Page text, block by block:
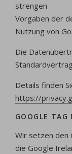
strengen
Vorgaben der
Nutzung von
Die
Details finden
https://
GOOGLE TAG
Wir setzen den
die Google